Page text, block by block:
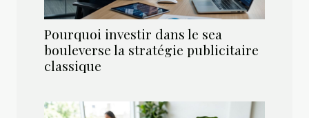
Pourquoi investir dans le sea
bouleverse la stratégie publicitaire
classique